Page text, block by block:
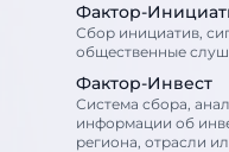
Фактор-
Сбор инициатив,
общественные
Фактор-Инвест
Система сбора,
информации об
региона,